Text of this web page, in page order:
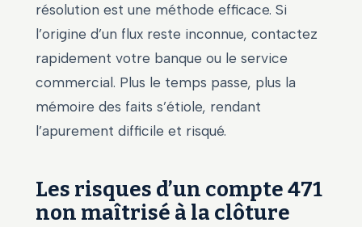
résolution est une méthode efficace. Si
l’origine d’un flux reste inconnue, contactez
rapidement votre banque ou le service
commercial. Plus le temps passe, plus la
mémoire des faits s’étiole, rendant
l’apurement difficile et risqué.
Les risques d’un compte 471
non maîtrisé à la clôture